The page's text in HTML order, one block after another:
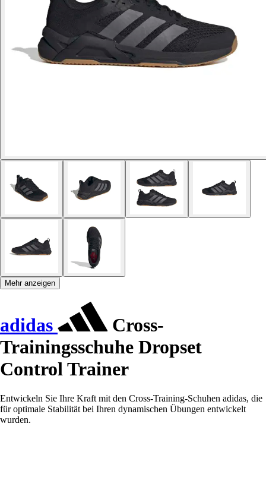
Mehr anzeigen
adidas
Cross-
Trainingsschuhe Dropset
Control Trainer
Entwickeln Sie Ihre Kraft mit den Cross-Training-Schuhen adidas, die
für optimale Stabilität bei Ihren dynamischen Übungen entwickelt
wurden.